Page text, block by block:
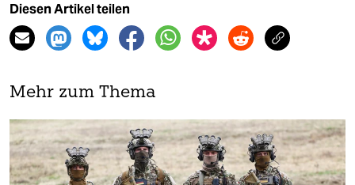
Diesen Artikel teilen
Mehr zum Thema